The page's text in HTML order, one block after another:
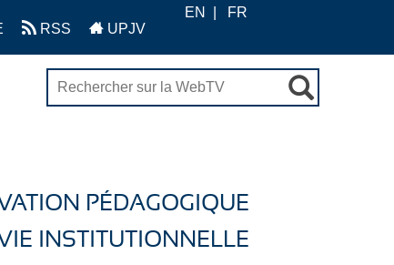
RSS UPJV
EN FR
PÉDAGOGIQUE
INSTITUTIONNELLE